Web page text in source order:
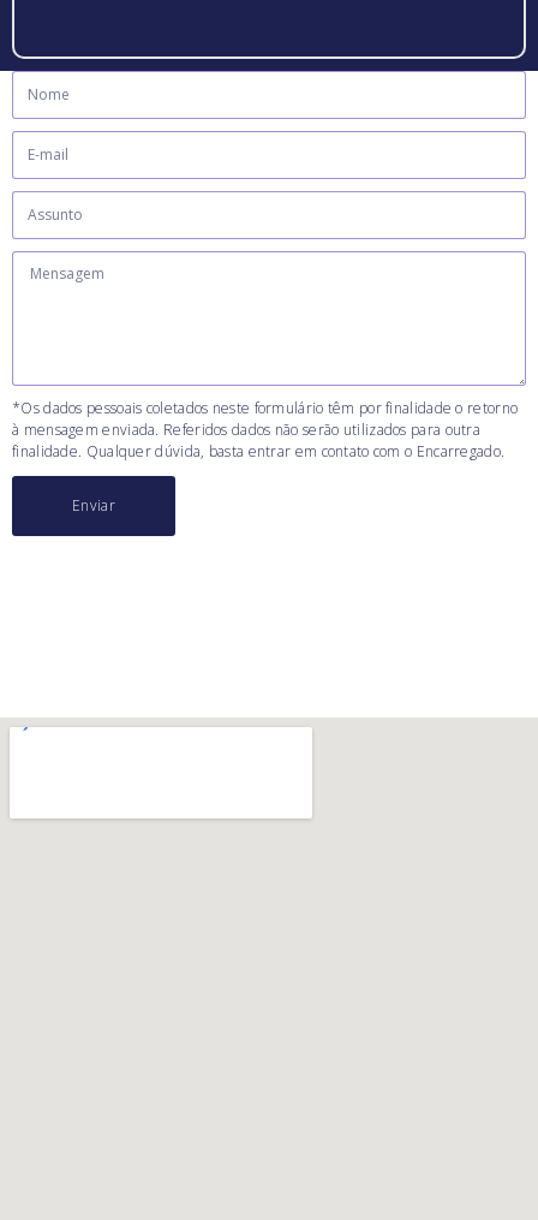
*Os dados pessoais coletados neste formulário têm por finalidade o retorno
à mensagem enviada. Referidos dados não serão utilizados para outra
finalidade. Qualquer dúvida, basta entrar em contato com o Encarregado.
Enviar